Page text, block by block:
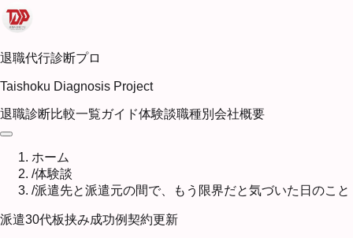
退職代行診断プロ
Taishoku Diagnosis Project
退職診断比較一覧ガイド体験談職種別 会社概要
ホーム
/体験談
/派遣先と派遣元の間で、もう限界だと気づいた日のこと
派遣30代板挟み成功例契約更新